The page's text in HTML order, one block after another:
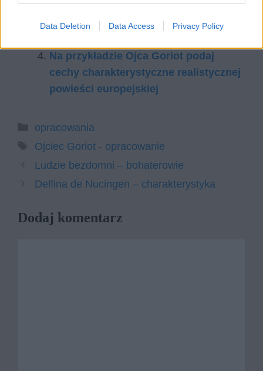
Data Deletion Data Access Privacy Policy
Ojciec Goriot jako powieść
realistyczna – elementy realizmu w
Na przykładzie Ojca Goriot podaj
cechy charakterystyczne realistycznej
powieści europejskiej
Kategorie
opracowania
Tagi
Ojciec Goriot - opracowanie
Ludzie bezdomni – bohaterowie
Delfina de Nucingen – charakterystyka
Dodaj komentarz